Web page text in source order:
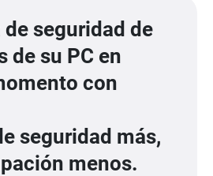
seguridad de
de su PC en
con
seguridad más,
menos.